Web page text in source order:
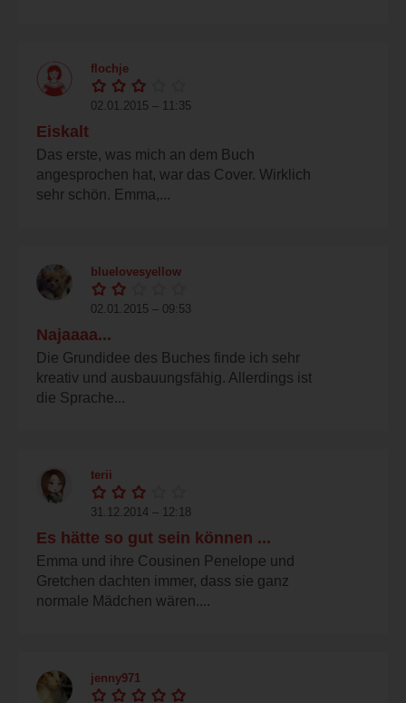
flochje
02.01.2015 – 11:35
Eiskalt
Das erste, was mich an dem Buch
angesprochen hat, war das Cover. Wirklich
sehr schön. Emma,...
bluelovesyellow
02.01.2015 – 09:53
Najaaaa...
Die Grundidee des Buches finde ich sehr
kreativ und ausbauungsfähig. Allerdings ist
die Sprache...
terii
31.12.2014 – 12:18
Es hätte so gut sein können ...
Emma und ihre Cousinen Penelope und
Gretchen dachten immer, dass sie ganz
normale Mädchen wären....
jenny971